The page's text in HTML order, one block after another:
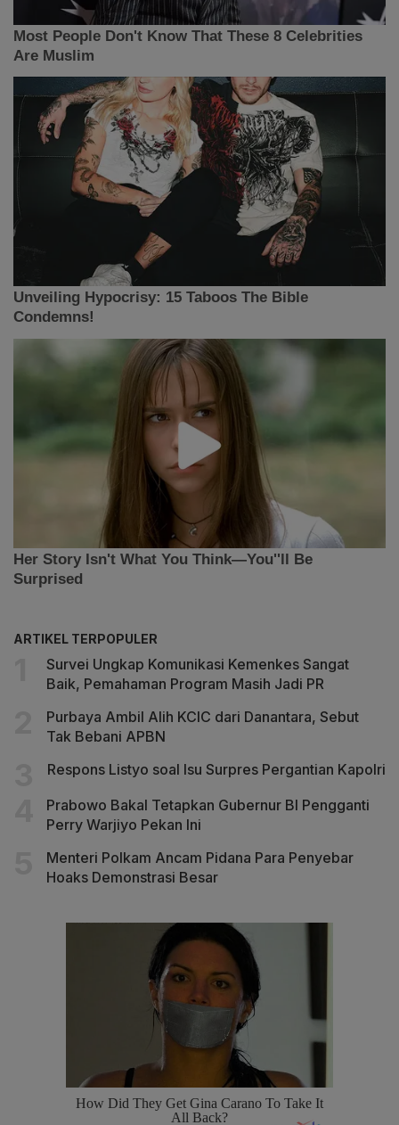
ARTIKEL TERPOPULER
Survei Ungkap Komunikasi Kemenkes Sangat
Baik, Pemahaman Program Masih Jadi PR
Purbaya Ambil Alih KCIC dari Danantara, Sebut
Tak Bebani APBN
Respons Listyo soal Isu Surpres Pergantian Kapolri
Prabowo Bakal Tetapkan Gubernur BI Pengganti
Perry Warjiyo Pekan Ini
Menteri Polkam Ancam Pidana Para Penyebar
Hoaks Demonstrasi Besar